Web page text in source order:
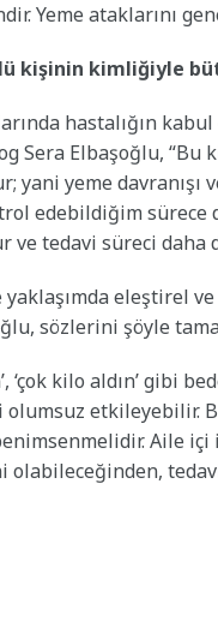
Yeme ataklarını
kişinin kimliğiyle
hastalığın
Sera Elbaşoğlu, “Bu
yani yeme
edebildiğim
ve tedavi süreci
eleştirel ve
sözlerini şöyle
‘çok kilo aldın’ gibi
etkileyebilir.
Aile